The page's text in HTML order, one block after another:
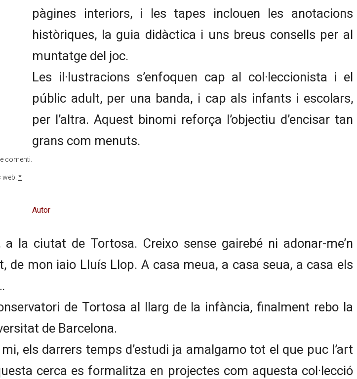
comenti.
*
pàgines interiors, i les tapes inclouen les anotacions
històriques, la guia didàctica i uns breus consells per al
muntatge del joc.
Les il·lustracions s’enfoquen cap al col·leccionista i el
públic adult, per una banda, i cap als infants i escolars,
per l’altra. Aquest binomi reforça l’objectiu d’encisar tan
grans com menuts.
Autor
la ciutat de Tortosa. Creixo sense gairebé ni adonar-me’n
de mon iaio Lluís Llop. A casa meua, a casa seua, a casa els
de Tortosa al llarg de la infància, finalment rebo la
de Barcelona.
els darrers temps d’estudi ja amalgamo tot el que puc l’art
cerca es formalitza en projectes com aquesta col·lecció